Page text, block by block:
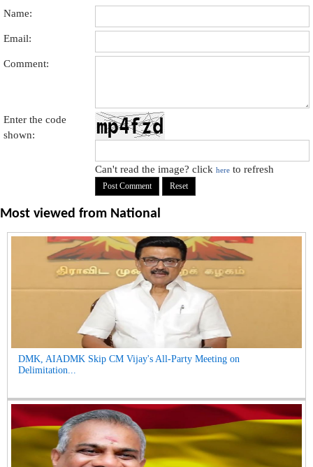
Name:
Email:
Comment:
Enter the code
shown:
Can't read the image? clickhere to refresh
Most viewed from National
DMK, AIADMK Skip CM Vijay's All-Party Meeting on
Delimitation...